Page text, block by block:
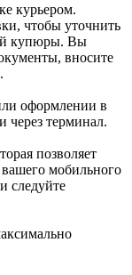
курьером.
чтобы уточнить
купюры. Вы
вносите
оформлении в
через терминал.
позволяет
мобильного
следуйте